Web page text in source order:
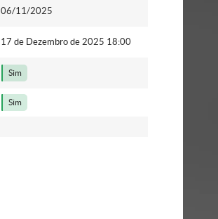
06/11/2025
17 de Dezembro de 2025 18:00
Sim
Sim